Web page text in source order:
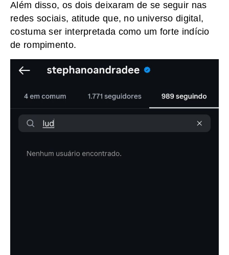
Além disso, os dois deixaram de se seguir nas
redes sociais, atitude que, no universo digital,
costuma ser interpretada como um forte indício
de rompimento.